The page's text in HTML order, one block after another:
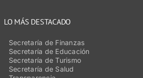
LO MÁS DESTACADO
Secretaría de Finanzas
Secretaría de Educación
Secretaría de Turismo
Secretaría de Salud